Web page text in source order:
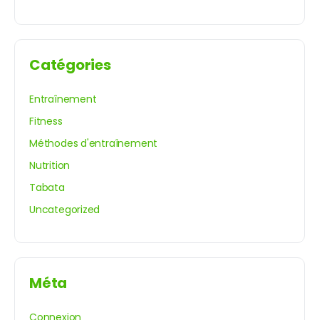
Catégories
Entraînement
Fitness
Méthodes d'entraînement
Nutrition
Tabata
Uncategorized
Méta
Connexion